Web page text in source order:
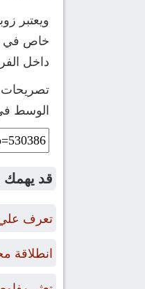
خاص في
داخل
تصريحات
الوسط
قد يهمك
تعرف علي أهم
انطلاقة